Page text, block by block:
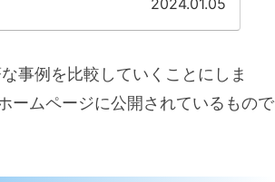
2024.01.05
事例を比較していくことにしま
ームページに公開されているもので